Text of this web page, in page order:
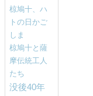
椋鳩十、ハ
トの日かご
しま
椋鳩十と薩
摩伝統工人
たち
没後40年